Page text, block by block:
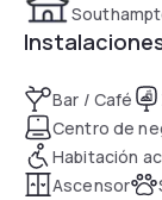
Bar / Café
Centro de
Habitación
Ascensor